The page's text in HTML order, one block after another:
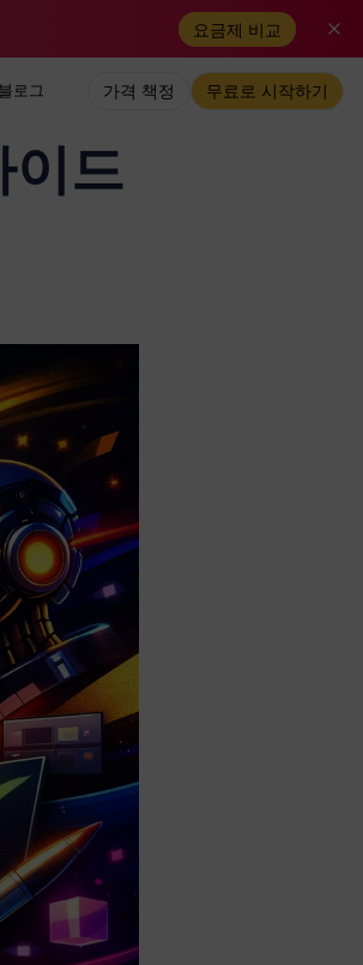
요금제 비교
블로그 가격 책정 무료로 시작하기
드